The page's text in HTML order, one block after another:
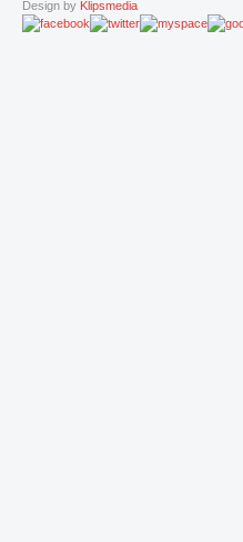
Design by Klipsmedia